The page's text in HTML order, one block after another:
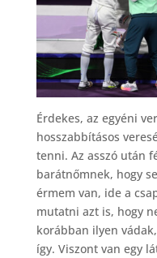
Érdekes, az egyéni
hosszabbításos
tenni. Az asszó után
barátnőmnek, hogy
érmem van, ide a
mutatni azt is, hogy
korábban ilyen
így. Viszont van egy